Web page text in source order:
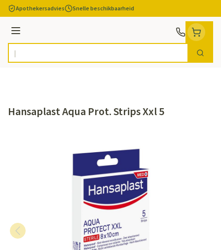
Ga naar de inhoud
Apothekersadvies Snelle beschikbaarheid
Menu
Product, merk, categorie... Zoek
Hansaplast Aqua Prot. Strips Xxl 5